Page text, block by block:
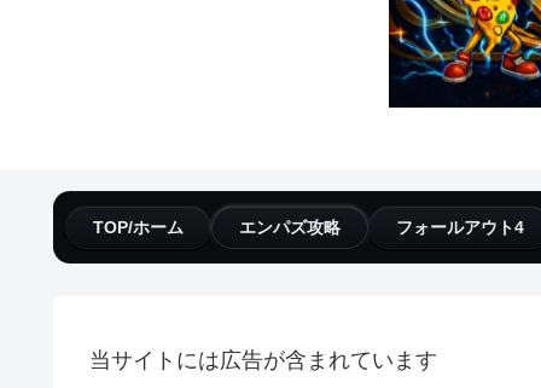
TOP/ホーム エンパズ攻略 フォールアウト4
当サイトには広告が含まれています